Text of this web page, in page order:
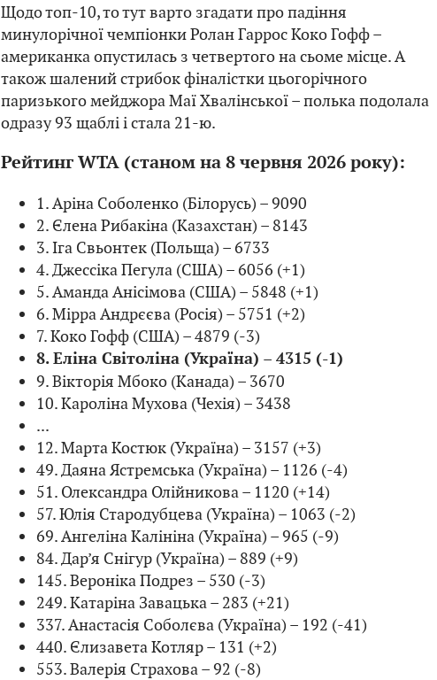
Щодо топ-10, то тут варто згадати про падіння
минулорічної чемпіонки Ролан Гаррос Коко Гофф –
американка опустилась з четвертого на сьоме місце. А
також шалений стрибок фіналістки цьогорічного
паризького мейджора Маї Хвалінської – полька подолала
одразу 93 щаблі і стала 21-ю.
Рейтинг WTA (станом на 8 червня 2026 року):
1. Аріна Соболенко (Білорусь) – 9090
2. Єлена Рибакіна (Казахстан) – 8143
3. Іга Свьонтек (Польща) – 6733
4. Джессіка Пегула (США) – 6056 (+1)
5. Аманда Анісімова (США) – 5848 (+1)
6. Мірра Андрєєва (Росія) – 5751 (+2)
7. Коко Гофф (США) – 4879 (-3)
8. Еліна Світоліна (Україна) – 4315 (-1)
9. Вікторія Мбоко (Канада) – 3670
10. Кароліна Мухова (Чехія) – 3438
...
12. Марта Костюк (Україна) – 3157 (+3)
49. Даяна Ястремська (Україна) – 1126 (-4)
51. Олександра Олійникова – 1120 (+14)
57. Юлія Стародубцева (Україна) – 1063 (-2)
69. Ангеліна Калініна (Україна) – 965 (-9)
84. Дар’я Снігур (Україна) – 889 (+9)
145. Вероніка Подрез – 530 (-3)
249. Катаріна Завацька – 283 (+21)
337. Анастасія Соболєва (Україна) – 192 (-41)
440. Єлизавета Котляр – 131 (+2)
553. Валерія Страхова – 92 (-8)